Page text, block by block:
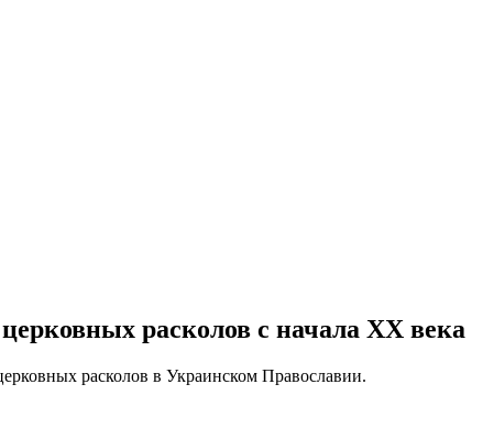
расколов с начала ХХ века
расколов в Украинском Православии.